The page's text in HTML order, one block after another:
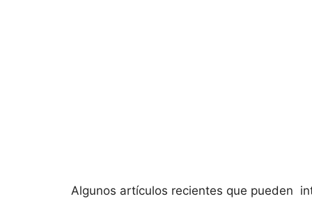
Algunos artículos recientes que pueden